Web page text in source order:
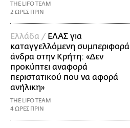
THE LIFO TEAM
2 ΩΡΕΣ ΠΡΙΝ
Ελλάδα / ΕΛΑΣ για
καταγγελλόμενη συμπεριφορά
άνδρα στην Κρήτη: «Δεν
προκύπτει αναφορά
περιστατικού που να αφορά
ανήλικη»
THE LIFO TEAM
4 ΩΡΕΣ ΠΡΙΝ